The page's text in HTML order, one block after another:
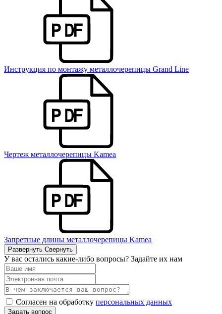
Инструкция по монтажу металлочерепицы Grand Line
Чертеж металлочерепицы Kamea
Запретные длины металлочерепицы Kamea
Развернуть Свернуть
У вас остались какие-либо вопросы? Задайте их нам
Согласен на обработку персональных данных
Задать вопрос